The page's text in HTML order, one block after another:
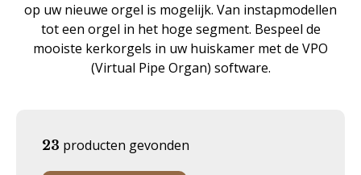
op uw nieuwe orgel is mogelijk. Van instapmodellen
tot een orgel in het hoge segment. Bespeel de
mooiste kerkorgels in uw huiskamer met de VPO
(Virtual Pipe Organ) software.
23 producten gevonden